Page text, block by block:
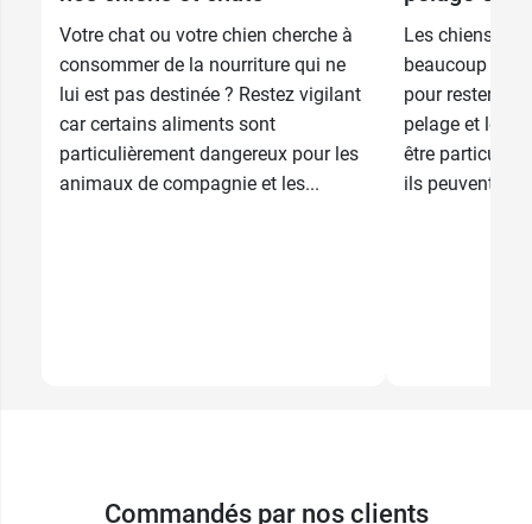
> 25 kg 16,99 €
Votre chat ou votre chien cherche à
consommer de la nourriture qui ne
lui est pas destinée ? Restez vigilant
car certains aliments sont
particulièrement dangereux pour les
animaux de compagnie et les...
Les chiens et
beaucoup
pour rester en
pelage et
être
ils peuvent
Commandés par nos clients